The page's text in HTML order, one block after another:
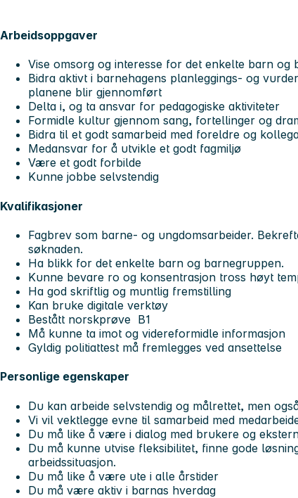
Arbeidsoppgaver
Vise omsorg og interesse for det enkelte barn og
Bidra aktivt i barnehagens planleggings- og
planene blir gjennomført
Delta i, og ta ansvar for pedagogiske aktiviteter
Formidle kultur gjennom sang, fortellinger og
Bidra til et godt samarbeid med foreldre og
Medansvar for å utvikle et godt fagmiljø
Være et godt forbilde
Kunne jobbe selvstendig
Kvalifikasjoner
Fagbrev som barne- og ungdomsarbeider.
søknaden.
Ha blikk for det enkelte barn og barnegruppen.
Kunne bevare ro og konsentrasjon tross høyt
Ha god skriftlig og muntlig fremstilling
Kan bruke digitale verktøy
Bestått norskprøve B1
Må kunne ta imot og videreformidle informasjon
Gyldig politiattest må fremlegges ved
Personlige egenskaper
Du kan arbeide selvstendig og målrettet, men
Vi vil vektlegge evne til samarbeid med
Du må like å være i dialog med brukere og
Du må kunne utvise fleksibilitet, finne gode
arbeidssituasjon.
Du må like å være ute i alle årstider
Du må være aktiv i barnas hverdag